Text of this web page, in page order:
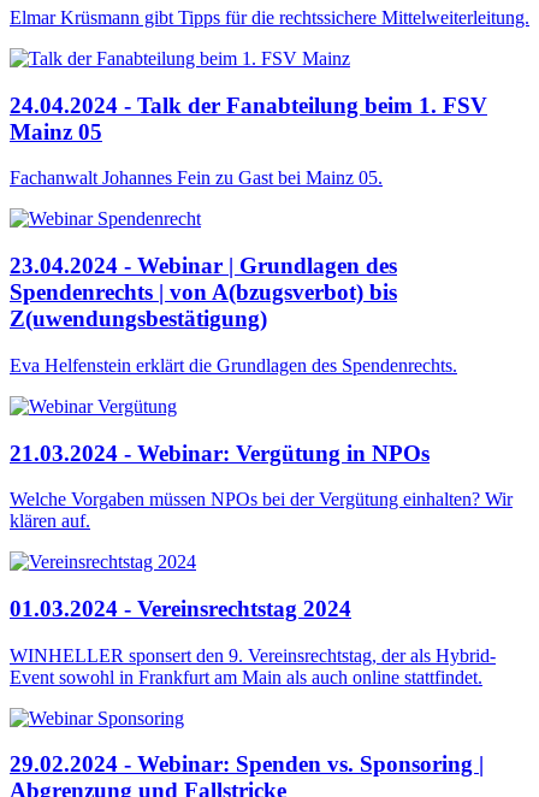
Elmar Krüsmann gibt Tipps für die rechtssichere Mittelweiterleitung.
24.04.2024 - Talk der Fanabteilung beim 1. FSV
Mainz 05
Fachanwalt Johannes Fein zu Gast bei Mainz 05.
23.04.2024 - Webinar | Grundlagen des
Spendenrechts | von A(bzugsverbot) bis
Z(uwendungsbestätigung)
Eva Helfenstein erklärt die Grundlagen des Spendenrechts.
21.03.2024 - Webinar: Vergütung in NPOs
Welche Vorgaben müssen NPOs bei der Vergütung einhalten? Wir
klären auf.
01.03.2024 - Vereinsrechtstag 2024
WINHELLER sponsert den 9. Vereinsrechtstag, der als Hybrid-
Event sowohl in Frankfurt am Main als auch online stattfindet.
29.02.2024 - Webinar: Spenden vs. Sponsoring |
Abgrenzung und Fallstricke